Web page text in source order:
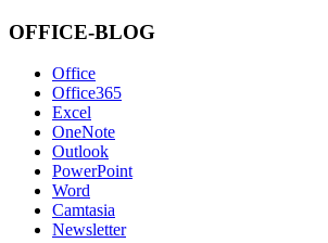
OFFICE-BLOG
Office
Office365
Excel
OneNote
Outlook
PowerPoint
Word
Camtasia
Newsletter